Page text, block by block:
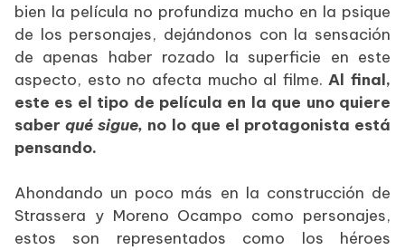
bien la película no profundiza mucho en la psique
de los personajes, dejándonos con la sensación
de apenas haber rozado la superficie en este
aspecto, esto no afecta mucho al filme.Al final,
este es el tipo de película en la que uno quiere
saberqué sigue, no lo que el protagonista está
pensando.
Ahondando un poco más en la construcción de
Strassera y Moreno Ocampo como personajes,
estos son representados como los héroes